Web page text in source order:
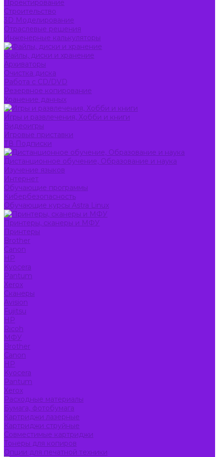
Проектирование
Строительство
3D Моделирование
Отраслевые решения
Инженерные калькуляторы
Файлы, диски и хранение
Архиваторы
Очистка диска
Работа с CD/DVD
Резервное копирование
Хранение данных
Игры и развлечения, Хобби и книги
Видеоигры
Игровые приставки
ТВ Подписки
Дистанционное обучение, Образование и наука
Изучение языков
Интернет
Обучающие программы
Кибербезопасность
Обучающие курсы Astra Linux
Принтеры, сканеры и МФУ
Принтеры
Brother
Canon
HP
Kyocera
Pantum
Xerox
Сканеры
Avision
Fujitsu
HP
Ricoh
МФУ
Brother
Canon
HP
Kyocera
Pantum
Xerox
Расходные материалы
Бумага, фотобумага
Картриджи лазерные
Картриджи струйные
Совместимые картриджи
Тонеры для копиров
Опции для печатной техники